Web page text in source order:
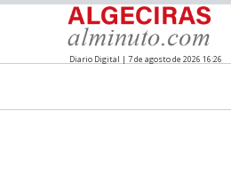
Diario Digital | 7 de agosto de 2026 16:26